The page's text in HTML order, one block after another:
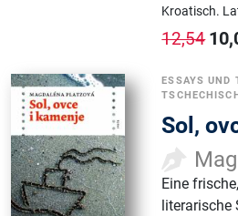
Kroatisch.
12,54
ESSAYS UND
Sol,
Eine
literarische